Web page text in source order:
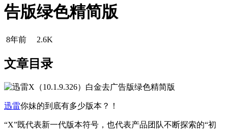
告版绿色精简版
8年前 2.6K
文章目录
迅雷你妹的到底有多少版本？！
“X”既代表新一代版本符号，也代表产品团队不断探索的“初